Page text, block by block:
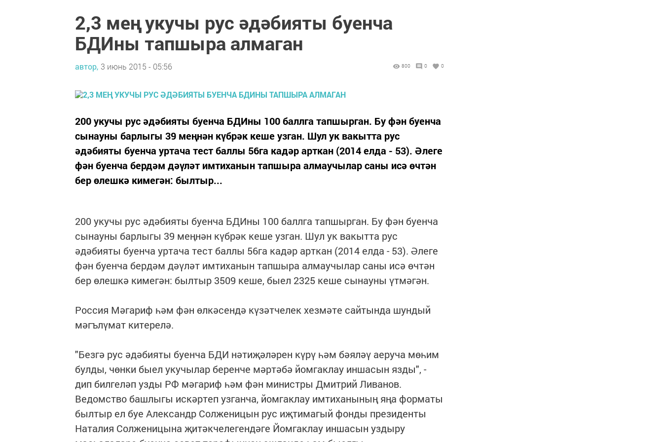
2,3 мең укучы рус әдәбияты буенча
БДИны тапшыра алмаган
автор, 3 июнь 2015 - 05:56 800 0 0
200 укучы рус әдәбияты буенча БДИны 100 баллга тапшырган. Бу фән буенча
сынауны барлыгы 39 меңнән күбрәк кеше узган. Шул ук вакытта рус
әдәбияты буенча уртача тест баллы 56га кадәр арткан (2014 елда - 53). Әлеге
фән буенча бердәм дәүләт имтиханын тапшыра алмаучылар саны исә өчтән
бер өлешкә кимегән: былтыр...
200 укучы рус әдәбияты буенча БДИны 100 баллга тапшырган. Бу фән буенча
сынауны барлыгы 39 меңнән күбрәк кеше узган. Шул ук вакытта рус
әдәбияты буенча уртача тест баллы 56га кадәр арткан (2014 елда - 53). Әлеге
фән буенча бердәм дәүләт имтиханын тапшыра алмаучылар саны исә өчтән
бер өлешкә кимегән: былтыр 3509 кеше, быел 2325 кеше сынауны үтмәгән.
Россия Мәгариф һәм фән өлкәсендә күзәтчелек хезмәте сайтында шундый
мәгълүмат китерелә.
"Безгә рус әдәбияты буенча БДИ нәтиҗәләрен күрү һәм бәяләү аеруча мөһим
булды, чөнки быел укучылар беренче мәртәбә йомгаклау иншасын язды", -
дип билгеләп узды РФ мәгариф һәм фән министры Дмитрий Ливанов.
Ведомство башлыгы искәртеп узганча, йомгаклау имтиханының яңа форматы
былтыр ел буе Александр Солженицын рус иҗтимагый фонды президенты
Наталия Солженицына җитәкчелегендәге Йомгаклау иншасын уздыру